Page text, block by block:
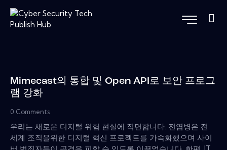
Mimecast의 통합 및 Open API로 보안 프로그
램 강화
0 Comments
우리는 새로운 디지털 위험 현실에 직면합니다. 전염병은 전
세계 조직을위한 디지털 혁신 프로젝트를 가속화했으며 사이